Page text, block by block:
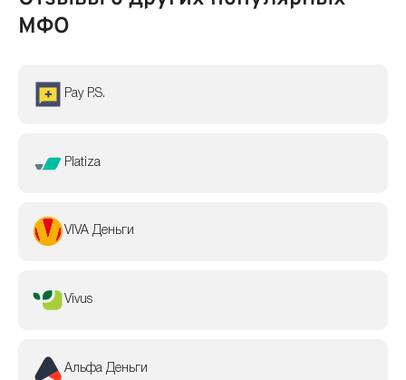
МФО
Pay P.S.
Platiza
VIVA Деньги
Vivus
Альфа Деньги